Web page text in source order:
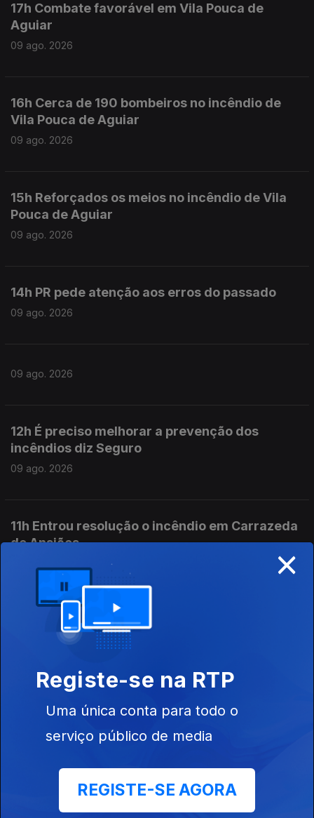
17h Combate favorável em Vila Pouca de
Aguiar
09 ago. 2026
16h Cerca de 190 bombeiros no incêndio de
Vila Pouca de Aguiar
09 ago. 2026
15h Reforçados os meios no incêndio de Vila
Pouca de Aguiar
09 ago. 2026
14h PR pede atenção aos erros do passado
09 ago. 2026
09 ago. 2026
12h É preciso melhorar a prevenção dos
incêndios diz Seguro
09 ago. 2026
11h Entrou resolução o incêndio em Carrazeda
de Ansiães
10h Um incêndio em Carrazeda de Ansiães por
dominar
09h Incêndio com uma frente ativa em
Carrazeda de Ansiães
07h Mais de 20 mil pessoas retiradas de casa
×
Registe-se na RTP
Uma única conta para todo o
serviço público de media
REGISTE-SE AGORA